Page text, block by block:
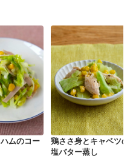
ムのコー
鶏ささ身とキャベツの
塩バター蒸し